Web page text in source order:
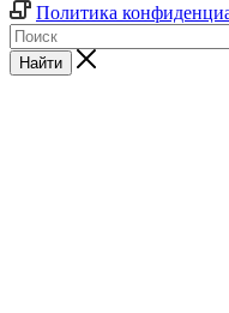
Политика
Найти